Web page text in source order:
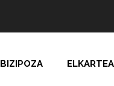
BIZIPOZA